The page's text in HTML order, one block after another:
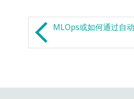
MLOps或如何通过自